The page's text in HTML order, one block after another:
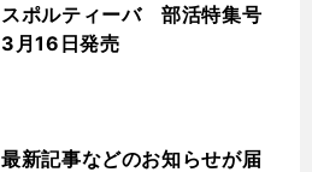
スポルティーバ 部活特集号
3月16日発売
最新記事などのお知らせが届